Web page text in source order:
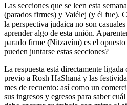
Las secciones que se leen esta
(parados firmes) y Vaiélej (y él fue).
la perspectiva judaica no son
aprender algo de esta unión.
parado firme (Nitzavím) es el
pueden juntarse estas secciones?
La respuesta está directamente
previo a Rosh HaShaná y las
mes de recuento: así como un
sus ingresos y egresos para saber